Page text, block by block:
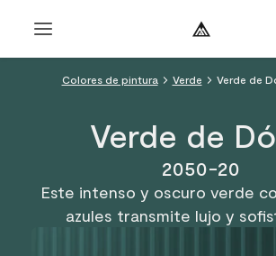
Colores de pintura Verde Verde de
Verde de
2050-20
Este intenso y oscuro verde
azules transmite lujo y